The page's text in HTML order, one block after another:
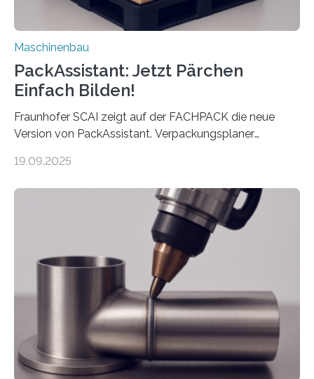
Maschinenbau
PackAssistant: Jetzt Pärchen
Einfach Bilden!
Fraunhofer SCAI zeigt auf der FACHPACK die neue
Version von PackAssistant. Verpackungsplaner
Automobil, Maschinenbau und in der Zulieferindustrie.
Teile als eine Einheit verpacken. Die Anordnung kann
der Benutzer vorgeben und erhält so mehr Kontrolle
über die Positionierung der Bauteile. Die ebenfalls neue
Automatisierungsschnittstelle dient dazu, die Software
besser in spezifische Unternehmensprozesse
einzubinden. Sankt Augustin – Zur Messe FACHPACK
vom 23. bis 25. September in Nürnberg…
19.09.2025